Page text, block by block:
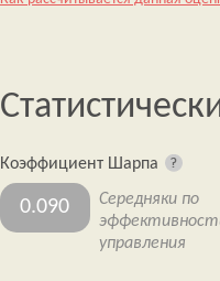
Коэффициент Шарпа
0.090
Середняки по
управления